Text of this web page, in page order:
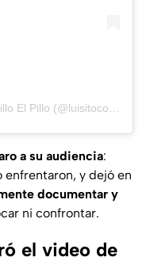
a su audiencia:
enfrentaron, y dejó en
documentar y
ni confrontar.
el video de